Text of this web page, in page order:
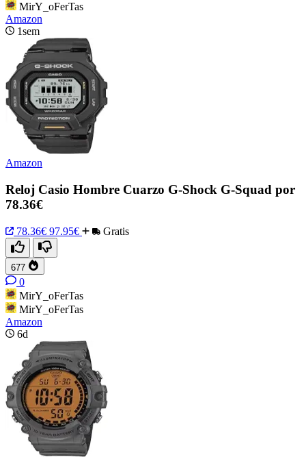
MirY_oFerTas
Amazon
1sem
Amazon
Reloj Casio Hombre Cuarzo G-Shock G-Squad por
78.36€
78.36€ 97.95€ Gratis
677
0
MirY_oFerTas
MirY_oFerTas
Amazon
6d